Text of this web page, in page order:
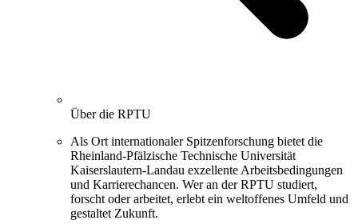
Über die RPTU
Als Ort internationaler Spitzenforschung bietet die
Rheinland-Pfälzische Technische Universität
Kaiserslautern-Landau exzellente Arbeitsbedingungen
und Karrierechancen. Wer an der RPTU studiert,
forscht oder arbeitet, erlebt ein weltoffenes Umfeld und
gestaltet Zukunft.